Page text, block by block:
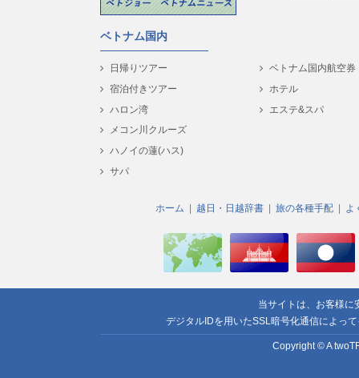
ベトナム国内
日帰りツアー
宿泊付きツアー
ハロン湾
メコン川クルーズ
ハノイの蓮(ハス)
サパ
ベトナム国内航空券
ホテル
エステ&スパ
ホーム 越日・日越辞書 旅の各種手配 よ
当サイトは、お客様に
デジタルIDを用いたSSL暗号化通信によっ
Copyright © A